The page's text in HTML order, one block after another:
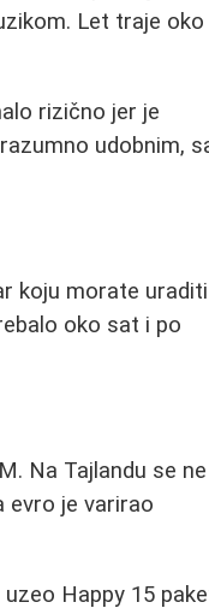
Let traje oko
rizično jer je
udobnim,
koju morate uraditi
oko sat i po
Na Tajlandu se ne
evro je varirao
Happy 15